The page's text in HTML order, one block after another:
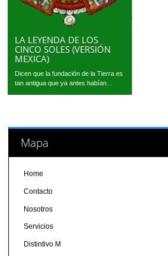
LA LEYENDA DE LOS
CINCO SOLES (VERSIÓN
MEXICA)
Dicen que la fundación de la Tierra es
tan antigua que ya antes habían...
Mapa
Home
Contacto
Nosotros
Servicios
Distintivo M